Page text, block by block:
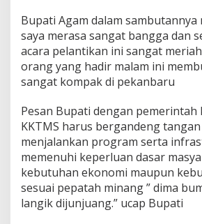
Bupati Agam dalam sambutannya
saya merasa sangat bangga dan
acara pelantikan ini sangat
orang yang hadir malam ini
sangat kompak di pekanbaru
Pesan Bupati dengan
KKTMS harus bergandeng
menjalankan program serta
memenuhi keperluan dasar
kebutuhan ekonomi maupun
sesuai pepatah minang ” dima
langik dijunjuang.” ucap Bupati